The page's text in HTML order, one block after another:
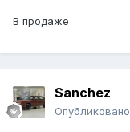
В продаже
Sanchez
Опубликовано